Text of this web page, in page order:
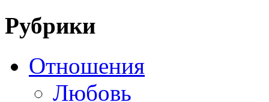
Рубрики
Отношения
Любовь